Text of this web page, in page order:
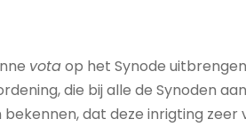
votaop het Synode
die bij alle de Synoden
dat deze inrigting